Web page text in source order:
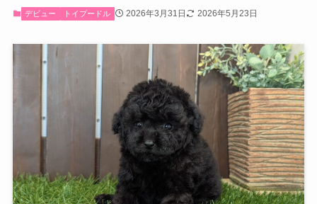
デビュー トイプードル 2026年3月31日 2026年5月23日